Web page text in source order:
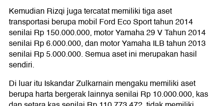
Kemudian Rizqi juga tercatat memiliki tiga aset
transportasi berupa mobil Ford Eco Sport tahun 2014
senilai Rp 150.000.000, motor Yamaha 29 V Tahun 2014
senilai Rp 6.000.000, dan motor Yamaha ILB tahun 2013
senilai Rp 5.000.000. Semua aset ini merupakan hasil
sendiri.
Di luar itu Iskandar Zulkarnain mengaku memiliki aset
berupa harta bergerak lainnya senilai Rp 10.000.000, kas